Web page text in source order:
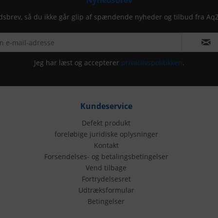
Kundeservice
Defekt produkt
foreløbige juridiske oplysninger
Kontakt
Forsendelses- og betalingsbetingelser
Vend tilbage
Fortrydelsesret
Udtræksformular
Betingelser
så du ikke går glip af spændende nyheder og tilbud fra
Jeg har læst og accepterer privatlivspolitikken.